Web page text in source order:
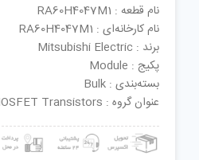
نام قطعه : RA60H4047M1
نام کارخانه‌ای : RA60H4047M1
برند : Mitsubishi Electric
پکیج : Module
بسته‌بندی : Bulk
عنوان گروه : RF MOSFET Transistors